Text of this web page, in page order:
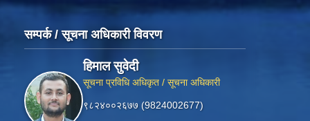
सम्पर्क / सूचना अधिकारी विवरण
हिमाल सुवेदी
सूचना प्रविधि अधिकृत / सूचना अधिकारी
९८२४००२६७७ (9824002677)